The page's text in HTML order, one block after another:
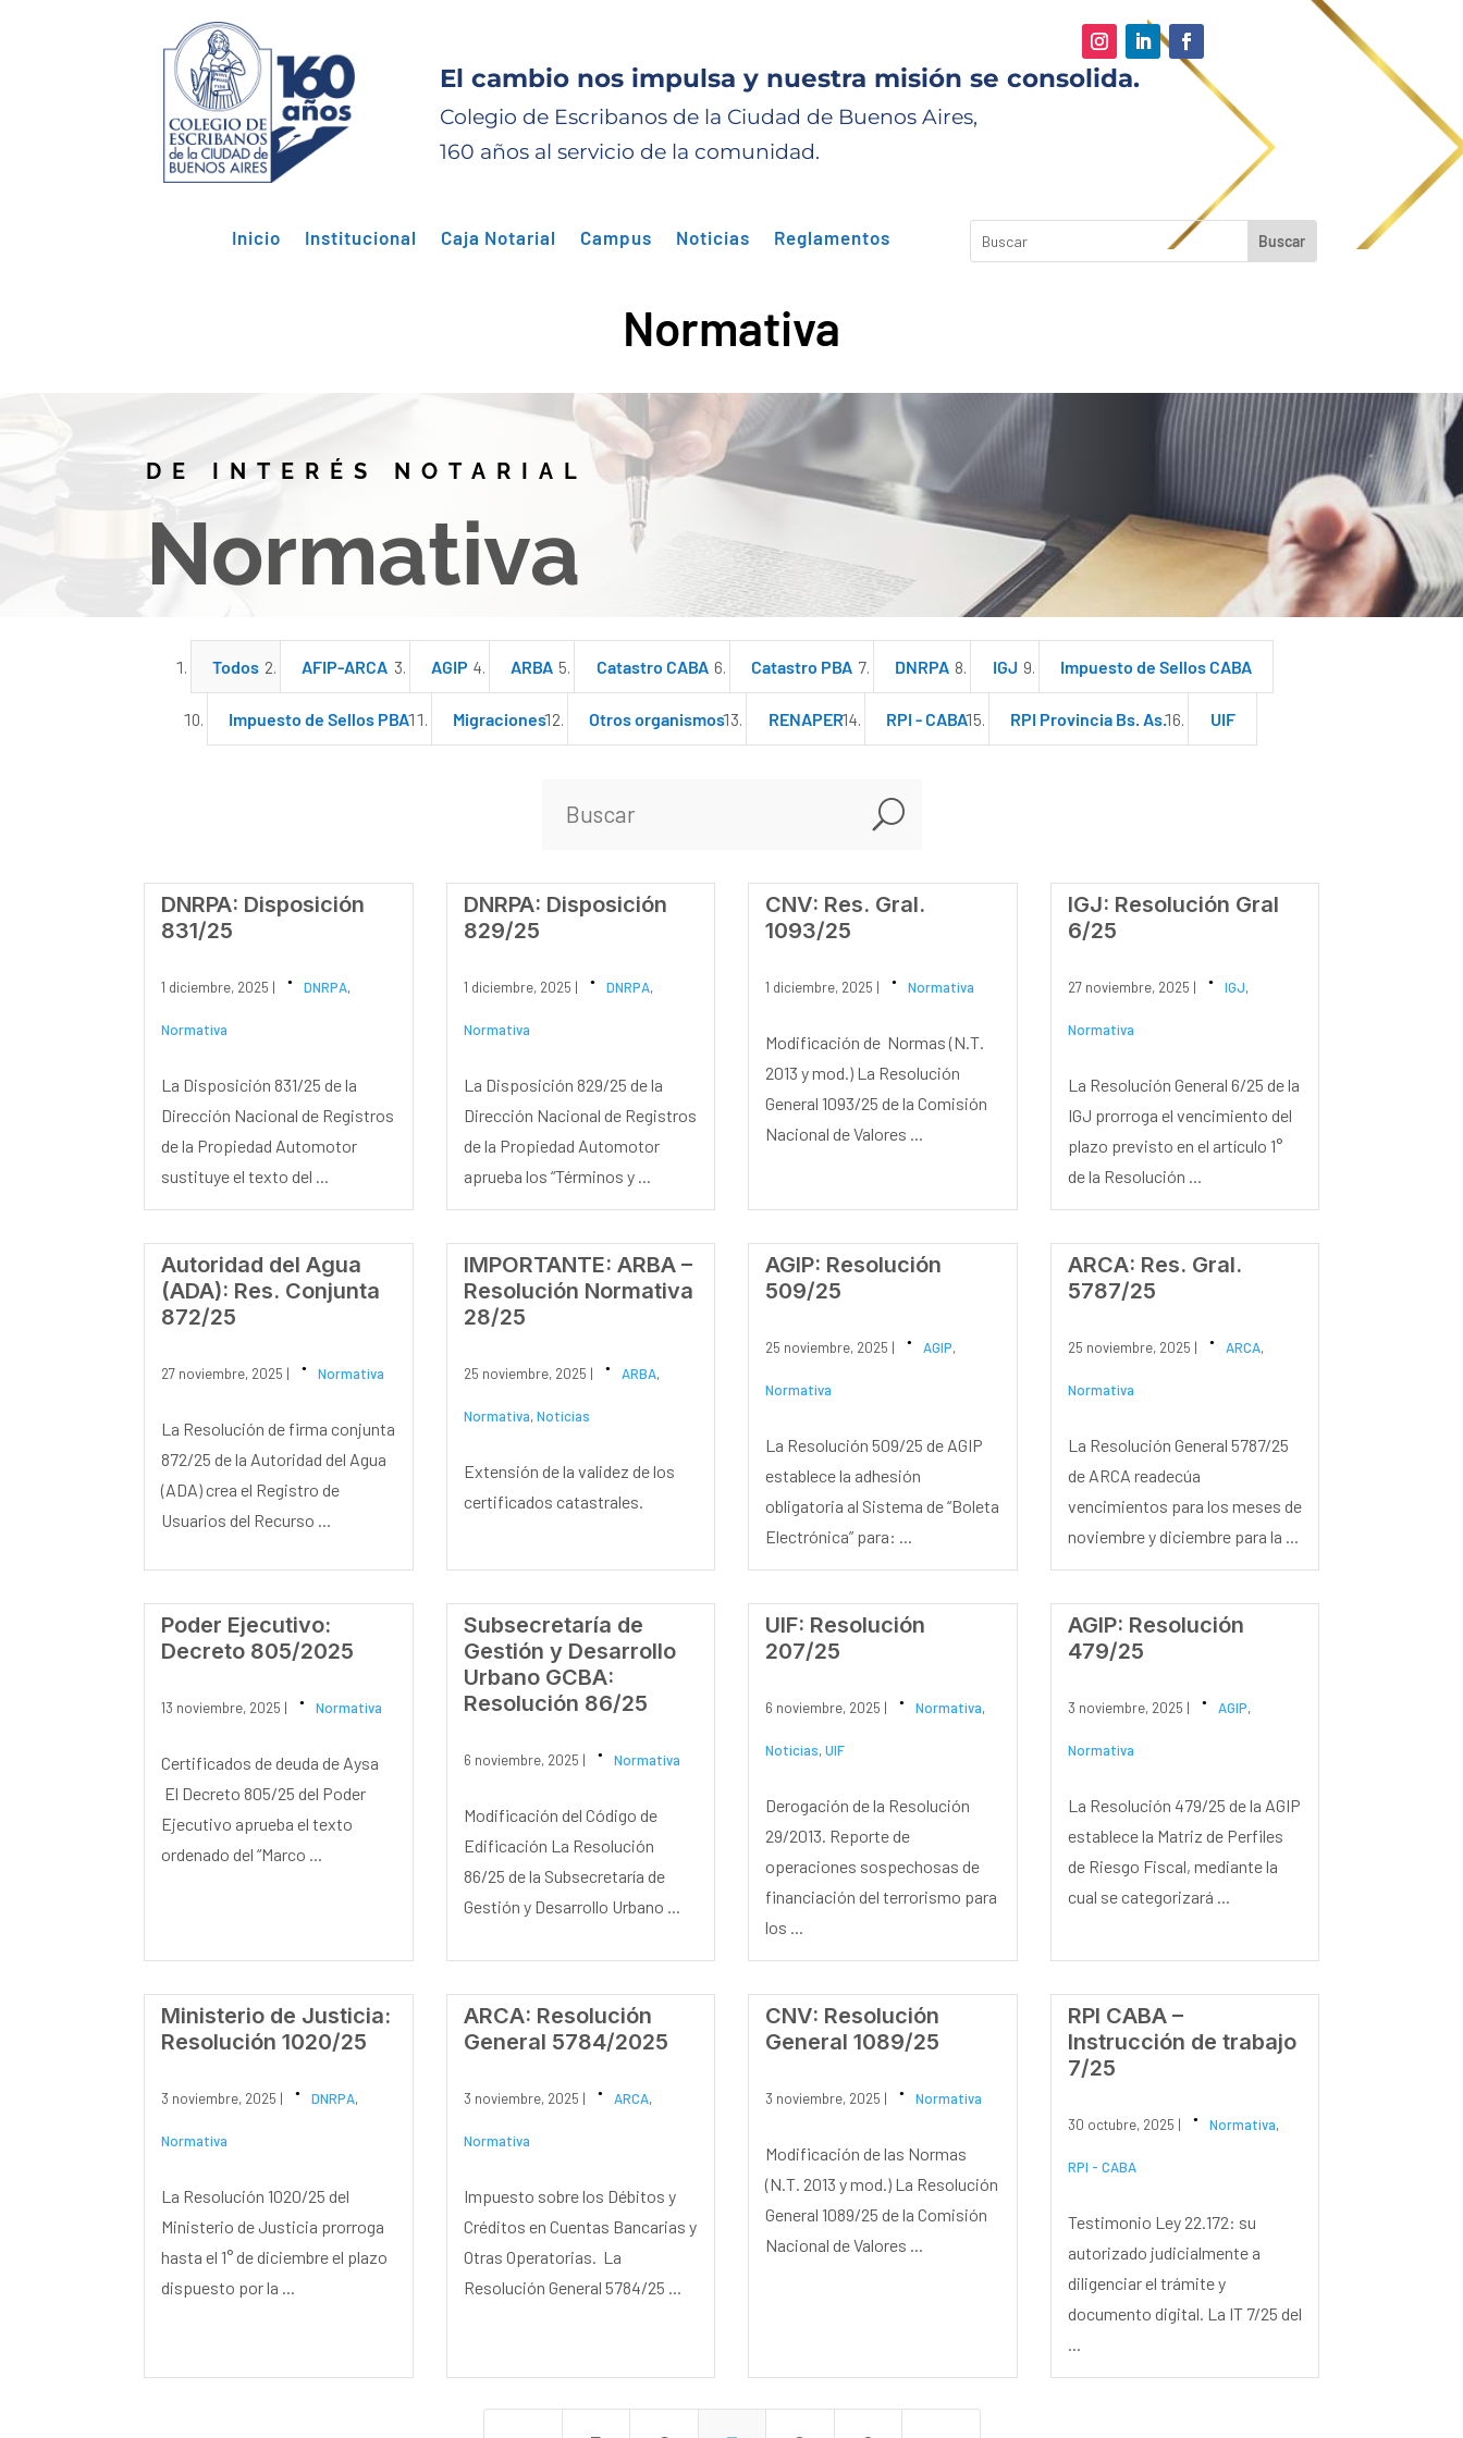
El cambio nos impulsa y nuestra misión se consolida.
Colegio de Escribanos de la Ciudad de Buenos Aires,
160 años al servicio de la comunidad.
Inicio Institucional Caja Notarial Campus Noticias Reglamentos
Normativa
DE INTERÉS NOTARIAL
Normativa
Todos AFIP-ARCA AGIP ARBA Catastro CABA Catastro PBA DNRPA IGJ Impuesto de Sellos CABA
Impuesto de Sellos PBA Migraciones Otros organismos RENAPER RPI - CABA RPI Provincia Bs. As. UIF
U
DNRPA: Disposición
831/25
1 diciembre, 2025 | DNRPA,
Normativa
La Disposición 831/25 de la
Dirección Nacional de Registros
de la Propiedad Automotor
sustituye el texto del ...
DNRPA: Disposición
829/25
1 diciembre, 2025 | DNRPA,
Normativa
La Disposición 829/25 de la
Dirección Nacional de Registros
de la Propiedad Automotor
aprueba los “Términos y ...
CNV: Res. Gral.
1093/25
1 diciembre, 2025 | Normativa
Modificación de Normas (N.T.
2013 y mod.) La Resolución
General 1093/25 de la Comisión
Nacional de Valores ...
IGJ: Resolución Gral
6/25
27 noviembre, 2025 | IGJ,
Normativa
La Resolución General 6/25 de la
IGJ prorroga el vencimiento del
plazo previsto en el artículo 1°
de la Resolución ...
Autoridad del Agua
(ADA): Res. Conjunta
872/25
27 noviembre, 2025 | Normativa
La Resolución de firma conjunta
872/25 de la Autoridad del Agua
(ADA) crea el Registro de
Usuarios del Recurso ...
IMPORTANTE: ARBA –
Resolución Normativa
28/25
25 noviembre, 2025 | ARBA,
Normativa, Noticias
Extensión de la validez de los
certificados catastrales.
AGIP: Resolución
509/25
25 noviembre, 2025 | AGIP,
Normativa
La Resolución 509/25 de AGIP
establece la adhesión
obligatoria al Sistema de “Boleta
Electrónica” para: ...
ARCA: Res. Gral.
5787/25
25 noviembre, 2025 | ARCA,
Normativa
La Resolución General 5787/25
de ARCA readecúa
vencimientos para los meses de
noviembre y diciembre para la ...
Poder Ejecutivo:
Decreto 805/2025
13 noviembre, 2025 | Normativa
Certificados de deuda de Aysa
El Decreto 805/25 del Poder
Ejecutivo aprueba el texto
ordenado del “Marco ...
Subsecretaría de
Gestión y Desarrollo
Urbano GCBA:
Resolución 86/25
6 noviembre, 2025 | Normativa
Modificación del Código de
Edificación La Resolución
86/25 de la Subsecretaría de
Gestión y Desarrollo Urbano ...
UIF: Resolución
207/25
6 noviembre, 2025 | Normativa,
Noticias,UIF
Derogación de la Resolución
29/2013. Reporte de
operaciones sospechosas de
financiación del terrorismo para
los ...
AGIP: Resolución
479/25
3 noviembre, 2025 | AGIP,
Normativa
La Resolución 479/25 de la AGIP
establece la Matriz de Perfiles
de Riesgo Fiscal, mediante la
cual se categorizará ...
Ministerio de Justicia:
Resolución 1020/25
3 noviembre, 2025 | DNRPA,
Normativa
La Resolución 1020/25 del
Ministerio de Justicia prorroga
hasta el 1° de diciembre el plazo
dispuesto por la ...
ARCA: Resolución
General 5784/2025
3 noviembre, 2025 | ARCA,
Normativa
Impuesto sobre los Débitos y
Créditos en Cuentas Bancarias y
Otras Operatorias. La
Resolución General 5784/25 ...
CNV: Resolución
General 1089/25
3 noviembre, 2025 | Normativa
Modificación de las Normas
(N.T. 2013 y mod.) La Resolución
General 1089/25 de la Comisión
Nacional de Valores ...
RPI CABA –
Instrucción de trabajo
7/25
30 octubre, 2025 | Normativa,
RPI - CABA
Testimonio Ley 22.172: su
autorizado judicialmente a
diligenciar el trámite y
documento digital. La IT 7/25 del